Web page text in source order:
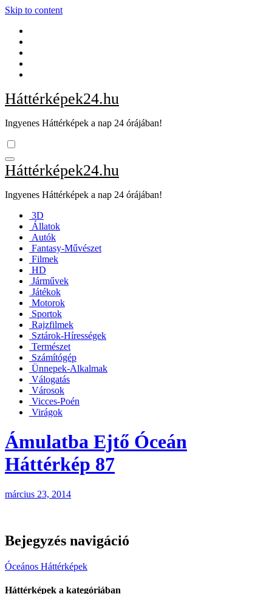
Skip to content
Háttérképek24.hu
Ingyenes Háttérképek a nap 24 órájában!
Háttérképek24.hu
Ingyenes Háttérképek a nap 24 órájában!
3D
Állatok
Autók
Fantasy-Művészet
Filmek
HD
Járművek
Játékok
Motorok
Sportok
Rajzfilmek
Sztárok-Hírességek
Természet
Számítógép
Ünnepek-Alkalmak
Válogatás
Városok
Vicces-Poén
Virágok
Ámulatba Ejtő Óceán
Háttérkép 87
március 23, 2014
Bejegyzés navigáció
Óceános Háttérképek
Háttérképek a kategóriában